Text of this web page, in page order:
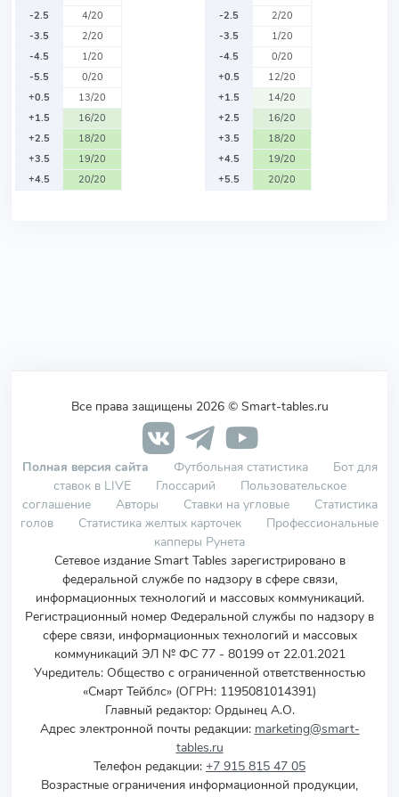
-2.5
4/20
-3.5
2/20
-4.5
1/20
-5.5
0/20
+0.5
13/20
+1.5
16/20
+2.5
18/20
+3.5
19/20
+4.5
20/20
-2.5
2/20
-3.5
1/20
-4.5
0/20
+0.5
12/20
+1.5
14/20
+2.5
16/20
+3.5
18/20
+4.5
19/20
+5.5
20/20
Все права защищены 2026 © Smart-tables.ru
Полная версия сайта Футбольная статистика
Бот для
ставок в LIVE
Глоссарий
Пользовательское
соглашение
Авторы Ставки на угловые
Статистика
голов
Статистика желтых карточек
Профессиональные
капперы Рунета
Сетевое издание Smart Tables зарегистрировано в
федеральной службе по надзору в сфере связи,
информационных технологий и массовых коммуникаций.
Регистрационный номер Федеральной службы по надзору в
сфере связи, информационных технологий и массовых
коммуникаций ЭЛ № ФС 77 - 80199 от 22.01.2021
Учредитель: Общество с ограниченной ответственностью
«Смарт Тейблс» (ОГРН: 1195081014391)
Главный редактор: Ордынец А.О.
Адрес электронной почты редакции: marketing@smart-
tables.ru
Телефон редакции: +7 915 815 47 05
Возрастные ограничения информационной продукции,